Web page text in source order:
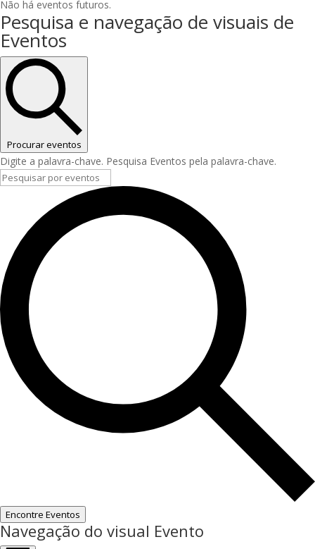
Não há eventos futuros.
Pesquisa e navegação de visuais de
Eventos
Procurar eventos
Digite a palavra-chave. Pesquisa Eventos pela palavra-chave.
Encontre Eventos
Navegação do visual Evento